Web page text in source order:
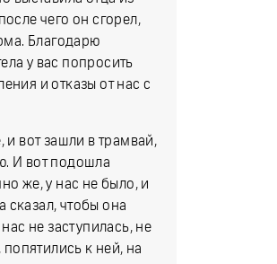
чего он сгорел,
Благодарю
у вас попросить
и отказы от нас с
и вот зашли в трамвай,
И вот подошла
же, у нас не было, и
сказал, чтобы она
не заступилась, не
к ней, на